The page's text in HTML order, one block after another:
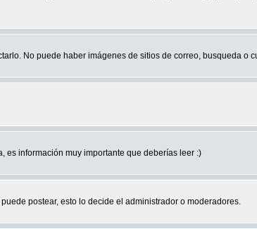
No puede haber imágenes de sitios de correo, busqueda o
es información muy importante que deberías leer :)
postear, esto lo decide el administrador o moderadores.